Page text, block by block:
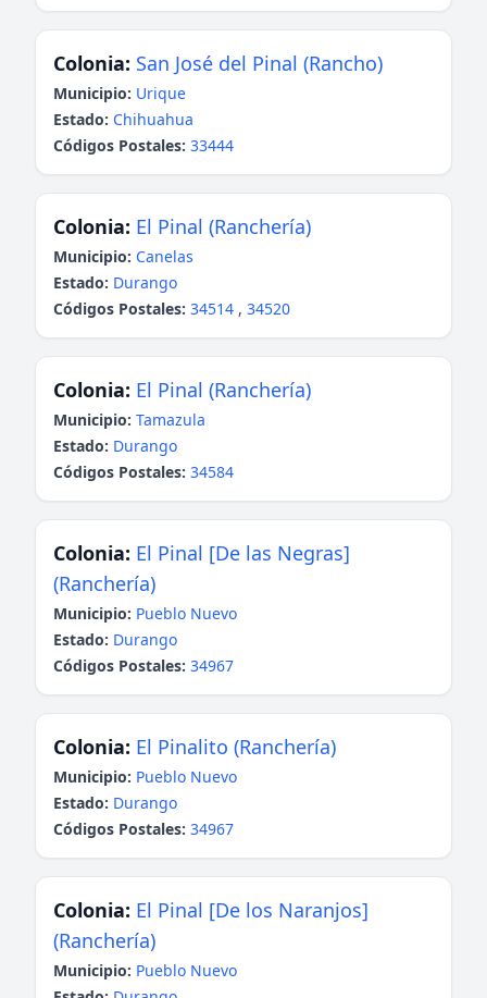
Colonia: San José del Pinal (Rancho)
Municipio: Urique
Estado: Chihuahua
Códigos Postales: 33444
Colonia: El Pinal (Ranchería)
Municipio: Canelas
Estado: Durango
Códigos Postales: 34514 , 34520
Colonia: El Pinal (Ranchería)
Municipio: Tamazula
Estado: Durango
Códigos Postales: 34584
Colonia: El Pinal [De las Negras]
(Ranchería)
Municipio: Pueblo Nuevo
Estado: Durango
Códigos Postales: 34967
Colonia: El Pinalito (Ranchería)
Municipio: Pueblo Nuevo
Estado: Durango
Códigos Postales: 34967
Colonia: El Pinal [De los Naranjos]
(Ranchería)
Municipio: Pueblo Nuevo